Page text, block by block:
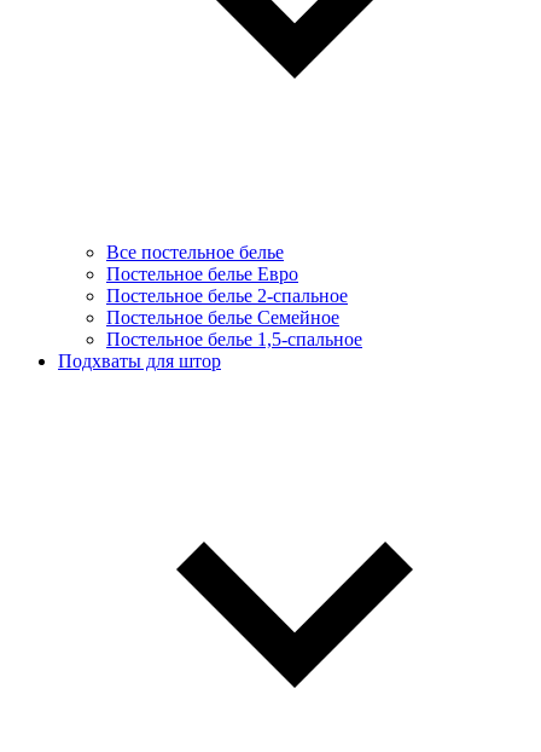
Все постельное белье
Постельное белье Евро
Постельное белье 2-спальное
Постельное белье Семейное
Постельное белье 1,5-спальное
Подхваты для штор